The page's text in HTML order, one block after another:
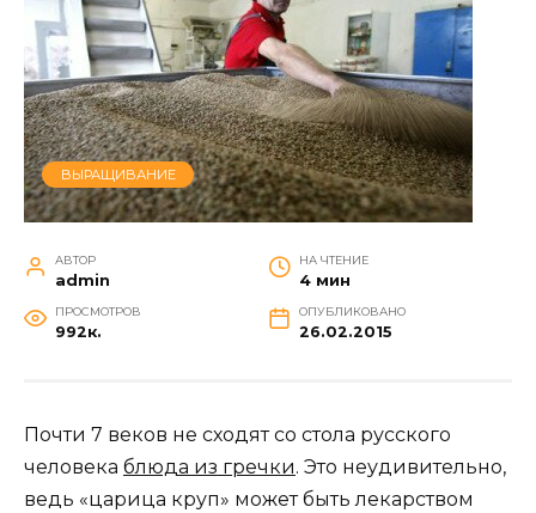
ВЫРАЩИВАНИЕ
АВТОР
admin
НА ЧТЕНИЕ
4 мин
ПРОСМОТРОВ
992к.
ОПУБЛИКОВАНО
26.02.2015
Почти 7 веков не сходят со стола русского
человека блюда из гречки. Это неудивительно,
ведь «царица круп» может быть лекарством